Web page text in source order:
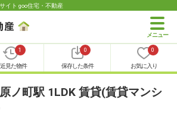
イト goo住宅・不動産
1
見た物件
0
保存した条件
0
お気に入り
ノ町駅 1LDK 賃貸(賃貸マンシ